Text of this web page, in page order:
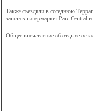
Также съездили в соседнюю
зашли в гипермаркет Parc Central
Общее впечатление об отдыхе